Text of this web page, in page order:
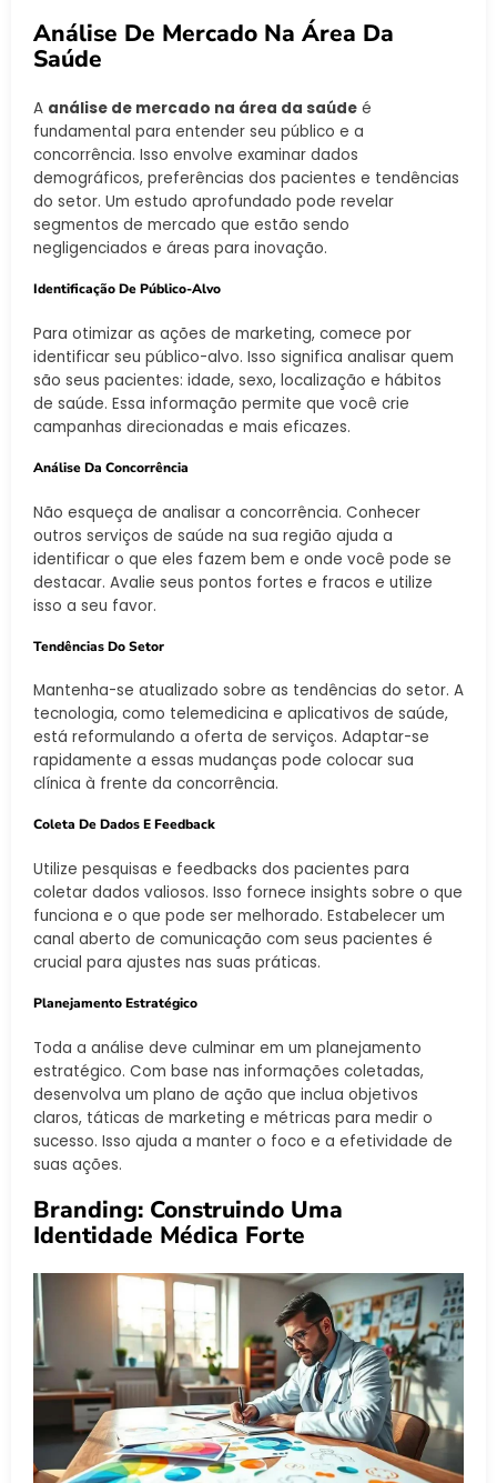
Análise De Mercado Na Área Da
Saúde
A análise de mercado na área da saúde é
fundamental para entender seu público e a
concorrência. Isso envolve examinar dados
demográficos, preferências dos pacientes e tendências
do setor. Um estudo aprofundado pode revelar
segmentos de mercado que estão sendo
negligenciados e áreas para inovação.
Identificação De Público-Alvo
Para otimizar as ações de marketing, comece por
identificar seu público-alvo. Isso significa analisar quem
são seus pacientes: idade, sexo, localização e hábitos
de saúde. Essa informação permite que você crie
campanhas direcionadas e mais eficazes.
Análise Da Concorrência
Não esqueça de analisar a concorrência. Conhecer
outros serviços de saúde na sua região ajuda a
identificar o que eles fazem bem e onde você pode se
destacar. Avalie seus pontos fortes e fracos e utilize
isso a seu favor.
Tendências Do Setor
Mantenha-se atualizado sobre as tendências do setor. A
tecnologia, como telemedicina e aplicativos de saúde,
está reformulando a oferta de serviços. Adaptar-se
rapidamente a essas mudanças pode colocar sua
clínica à frente da concorrência.
Coleta De Dados E Feedback
Utilize pesquisas e feedbacks dos pacientes para
coletar dados valiosos. Isso fornece insights sobre o que
funciona e o que pode ser melhorado. Estabelecer um
canal aberto de comunicação com seus pacientes é
crucial para ajustes nas suas práticas.
Planejamento Estratégico
Toda a análise deve culminar em um planejamento
estratégico. Com base nas informações coletadas,
desenvolva um plano de ação que inclua objetivos
claros, táticas de marketing e métricas para medir o
sucesso. Isso ajuda a manter o foco e a efetividade de
suas ações.
Branding: Construindo Uma
Identidade Médica Forte